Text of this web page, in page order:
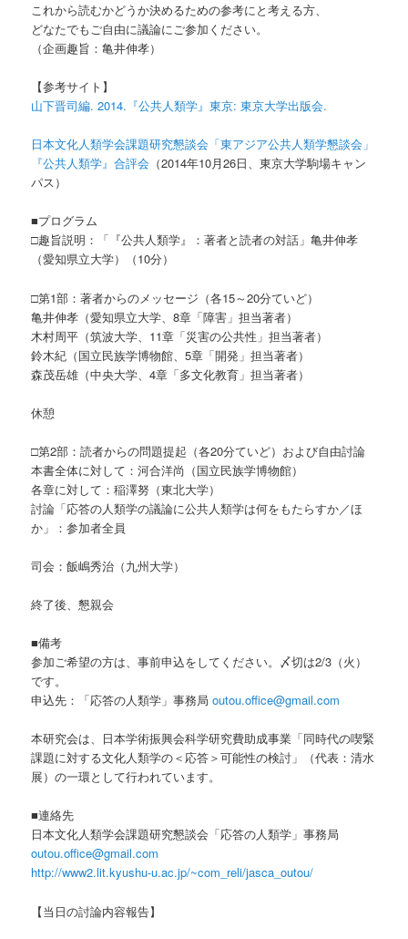
これから読むかどうか決めるための参考にと考える方、
どなたでもご自由に議論にご参加ください。
（企画趣旨：亀井伸孝）
【参考サイト】
山下晋司編. 2014.『公共人類学』東京: 東京大学出版会.
日本文化人類学会課題研究懇談会「東アジア公共人類学懇談会」
『公共人類学』合評会 （2014年10月26日、東京大学駒場キャン
パス）
■プログラム
□趣旨説明：「『公共人類学』：著者と読者の対話」亀井伸孝
（愛知県立大学）（10分）
□第1部：著者からのメッセージ（各15～20分ていど）
亀井伸孝（愛知県立大学、8章「障害」担当著者）
木村周平（筑波大学、11章「災害の公共性」担当著者）
鈴木紀（国立民族学博物館、5章「開発」担当著者）
森茂岳雄（中央大学、4章「多文化教育」担当著者）
休憩
□第2部：読者からの問題提起（各20分ていど）および自由討論
本書全体に対して：河合洋尚（国立民族学博物館）
各章に対して：稲澤努（東北大学）
討論「応答の人類学の議論に公共人類学は何をもたらすか／ほ
か」：参加者全員
司会：飯嶋秀治（九州大学）
終了後、懇親会
■備考
参加ご希望の方は、事前申込をしてください。〆切は2/3（火）
です。
申込先：「応答の人類学」事務局outou.office@gmail.com
本研究会は、日本学術振興会科学研究費助成事業「同時代の喫緊
課題に対する文化人類学の＜応答＞可能性の検討」（代表：清水
展）の一環として行われています。
■連絡先
日本文化人類学会課題研究懇談会「応答の人類学」事務局
outou.office@gmail.com
http://www2.lit.kyushu-u.ac.jp/~com_reli/jasca_outou/
【当日の討論内容報告】